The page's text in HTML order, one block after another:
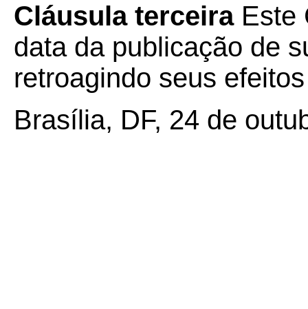
Cláusula terceira Este
data da publicação de
retroagindo seus
Brasília, DF, 24 de